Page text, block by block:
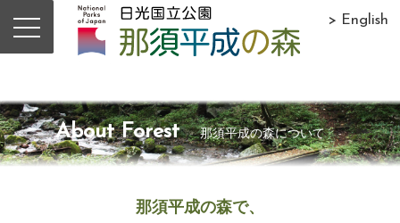
> English
About Forest 那須平成の森について
那須平成の森で、